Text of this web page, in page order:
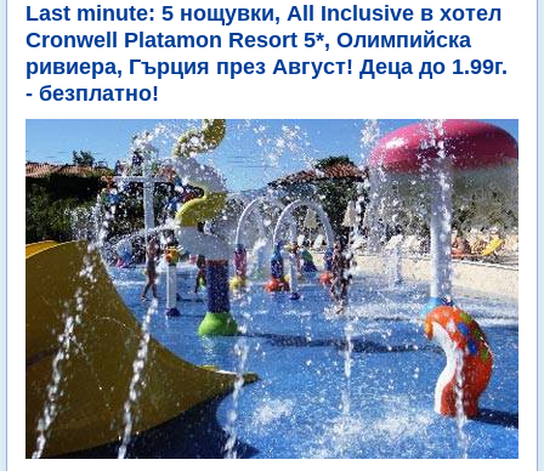
Last minute: 5 нощувки, All Inclusive в хотел
Cronwell Platamon Resort 5*, Олимпийска
ривиера, Гърция през Август! Деца до 1.99г.
- безплатно!